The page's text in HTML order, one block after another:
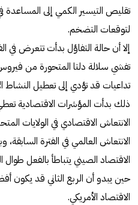
تقليص التيسير الكمي إلى
لتوقعات التضخم.
إلا أن حالة التفاؤل بدأت تتعرض في
تداعيات قد تؤدي إلى تعطيل
ذلك بدأت المؤشرات الاقتصادية
الانتعاش الاقتصادي في الولايات
الانتعاش العالمي في الفترة السابقة،
الاقتصاد الصيني يتباطأ بالفعل
حين يبدو أن الربع الثاني قد
الاقتصاد الأمريكي.